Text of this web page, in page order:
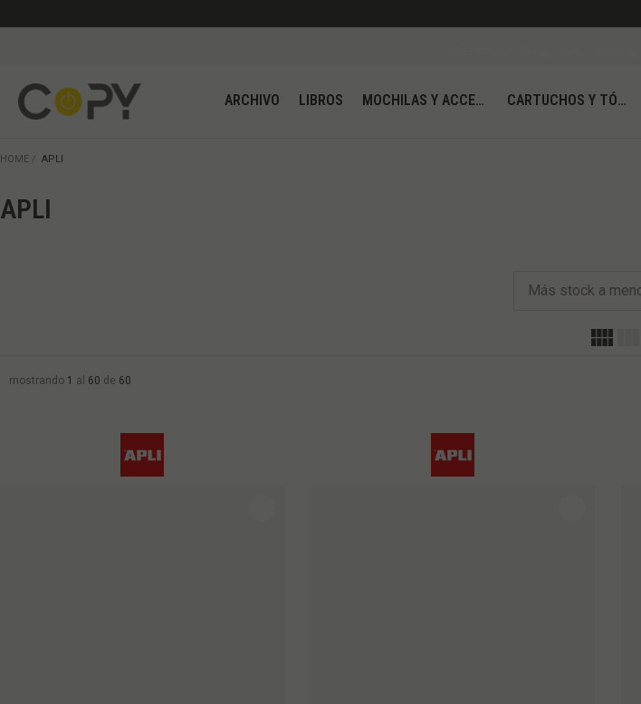
ARCHIVO LIBROS MOCHILAS Y ACCESORIOS CARTUCHOS Y TÓNER
HOME APLI
APLI
mostrando 1 al 60 de 60